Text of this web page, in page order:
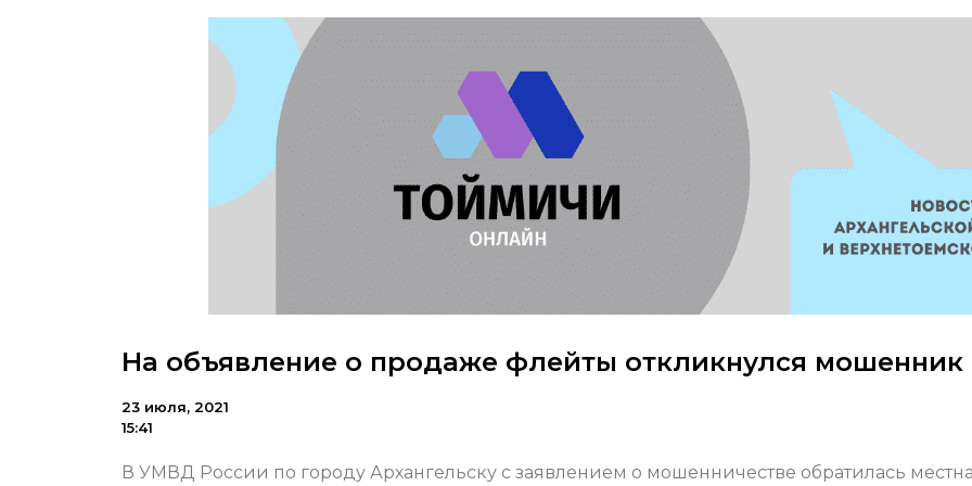
На объявление о продаже флейты откликнулся мошенник
23 июля, 2021
15:41
В УМВД России по городу Архангельску с заявлением о мошенничестве обратилась